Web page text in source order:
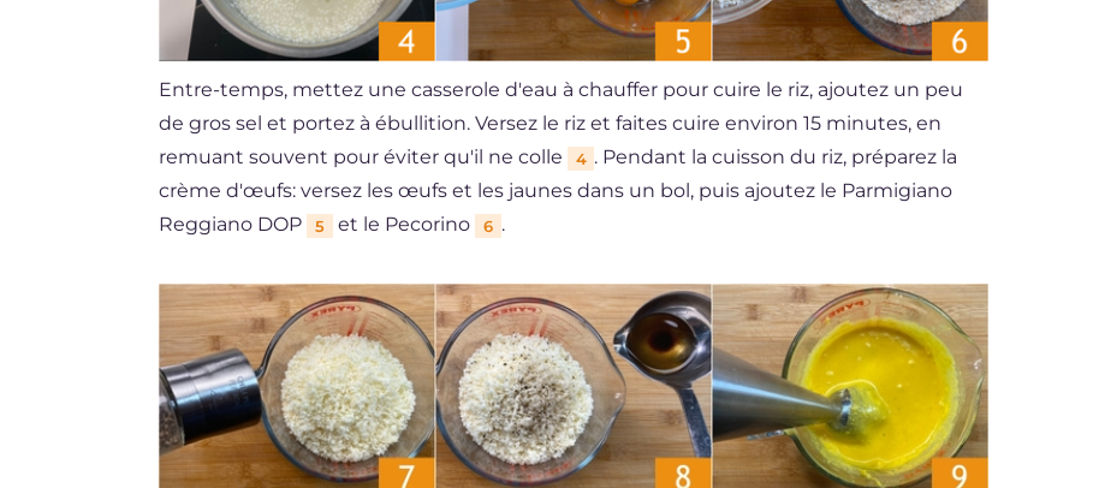
Entre-temps, mettez une casserole d'eau à chauffer pour cuire le riz, ajoutez un peu
de gros sel et portez à ébullition. Versez le riz et faites cuire environ 15 minutes, en
remuant souvent pour éviter qu'il ne colle
4 . Pendant la cuisson du riz, préparez la
crème d'œufs: versez les œufs et les jaunes dans un bol, puis ajoutez le Parmigiano
Reggiano DOP
5 et le Pecorino 6 .